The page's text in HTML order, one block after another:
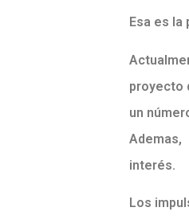
Esa es
proyecto
un
Ademas,
interés.
Los